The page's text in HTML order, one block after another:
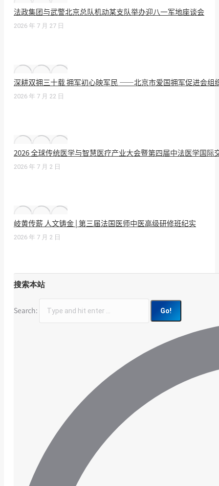
法政集团与武警北京总队机动某支队举办迎八一军地座谈会
2026 年 7 月 27 日
深耕双拥三十载 拥军初心映军民 ——北京市爱国拥军促进会组
2026 年 7 月 22 日
2026 全球传统医学与智慧医疗产业大会暨第四届中法医学国际
2026 年 7 月 2 日
岐黄传薪 人文铸金 | 第三届法国医师中医高级研修班纪实
2026 年 7 月 2 日
搜索本站
Search: